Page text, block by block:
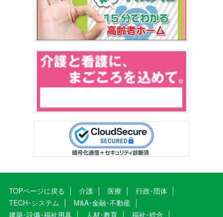
TOPページに戻る 介護 医療
行政･団体
TECH･システム
M&A･金融･不動産
建築･設備･福祉用具
人材･教育 福祉･総合